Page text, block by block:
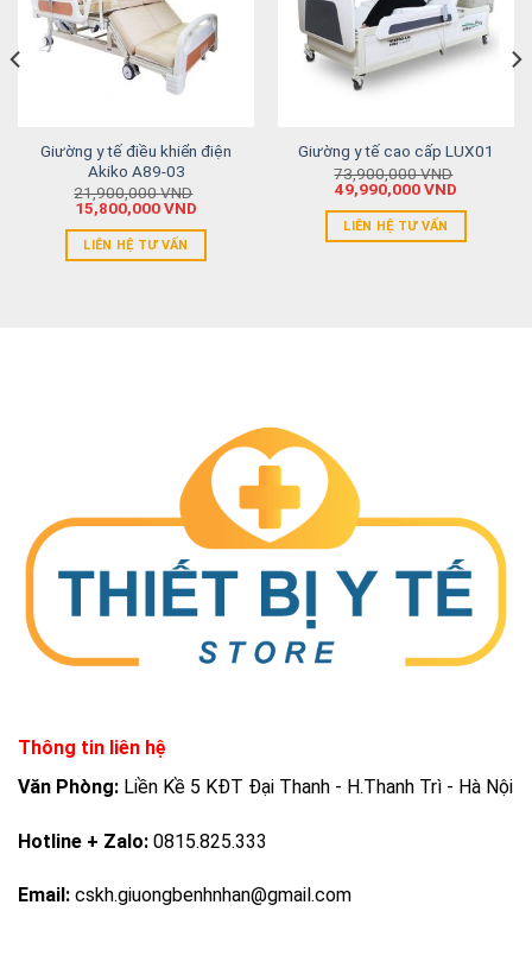
Giường y tế điều khiển điện
Akiko A89-03
21,900,000VND
15,800,000VND
LIÊN HỆ TƯ VẤN
Giường y tế cao cấp LUX01
73,900,000VND
49,990,000VND
LIÊN HỆ TƯ VẤN
Thông tin liên hệ
Văn Phòng: Liền Kề 5 KĐT Đại Thanh - H.Thanh Trì - Hà Nội
Hotline + Zalo: 0815.825.333
Email: cskh.giuongbenhnhan@gmail.com